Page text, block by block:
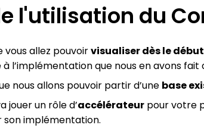
l'utilisation du
vous allez pouvoirvisualiser dès le
l’implémentation que nous en avons fait
nous allons pouvoir partir d’une base
jouer un rôle d’accélérateur pour votre
son implémentation.